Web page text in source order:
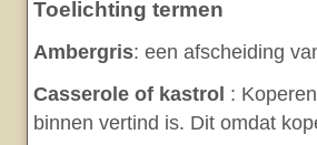
Toelichting termen
Ambergris: een afscheiding
Casserole of kastrol :
binnen vertind is. Dit omdat